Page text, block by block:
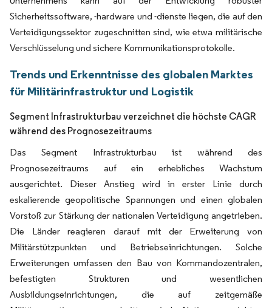
Sicherheitssoftware, -hardware und -dienste liegen, die auf den
Verteidigungssektor zugeschnitten sind, wie etwa militärische
Verschlüsselung und sichere Kommunikationsprotokolle.
Trends und Erkenntnisse des globalen Marktes
für Militärinfrastruktur und Logistik
Segment Infrastrukturbau verzeichnet die höchste CAGR
während des Prognosezeitraums
Das Segment Infrastrukturbau ist während des
Prognosezeitraums auf ein erhebliches Wachstum
ausgerichtet. Dieser Anstieg wird in erster Linie durch
eskalierende geopolitische Spannungen und einen globalen
Vorstoß zur Stärkung der nationalen Verteidigung angetrieben.
Die Länder reagieren darauf mit der Erweiterung von
Militärstützpunkten und Betriebseinrichtungen. Solche
Erweiterungen umfassen den Bau von Kommandozentralen,
befestigten Strukturen und wesentlichen
Ausbildungseinrichtungen, die auf zeitgemäße